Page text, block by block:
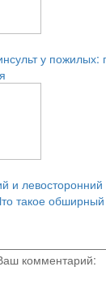
у пожилых:
и левосторонний
такое